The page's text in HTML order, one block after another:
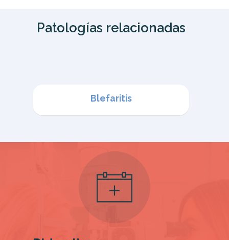
Patologías relacionadas
Blefaritis